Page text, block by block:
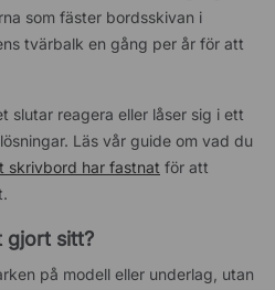
som fäster bordsskivan i
tvärbalk en gång per år för att
slutar reagera eller låser sig i ett
Läs vår guide om vad du
skrivbord har fastnat för att
gjort sitt?
på modell eller underlag, utan